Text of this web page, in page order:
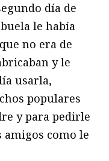
día de
le había
no era de
y le
usarla,
populares
y para pedirle
amigos como le